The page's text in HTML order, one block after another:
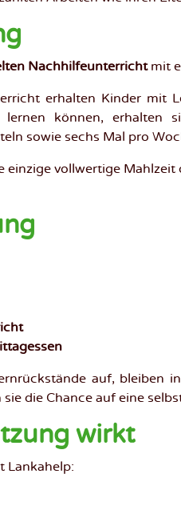
Nachhilfeunterrichtmit
erhalten Kinder mit
lernen können, erhalten
sowie sechs Mal pro
einzige vollwertige
auf, bleiben
die Chance auf eine
wirkt
Lankahelp: